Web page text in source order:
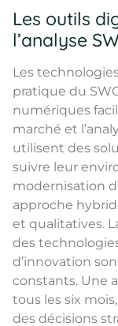
Les outils
l’analyse
Les
pratique du
numériques
marché et
utilisent des
suivre leur
modernisation
approche
et qualitatives.
des
d’innovation
constants. Une
tous les six
des décisions